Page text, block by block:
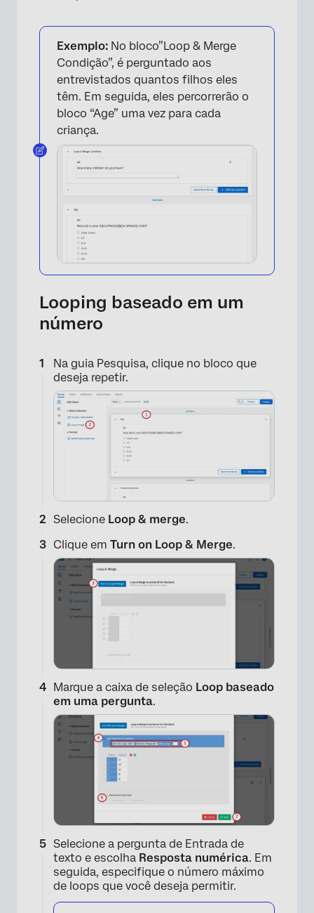
Exemplo: No bloco”Loop & Merge
Condição”, é perguntado aos
entrevistados quantos filhos eles
têm. Em seguida, eles percorrerão o
bloco “Age” uma vez para cada
criança.
×
Looping baseado em um
número
Na guia Pesquisa, clique no bloco que
deseja repetir.
Selecione Loop & merge.
Clique em Turn on Loop & Merge.
Marque a caixa de seleção Loop baseado
em uma pergunta.
Selecione a pergunta de Entrada de
texto e escolha Resposta numérica. Em
seguida, especifique o número máximo
de loops que você deseja permitir.